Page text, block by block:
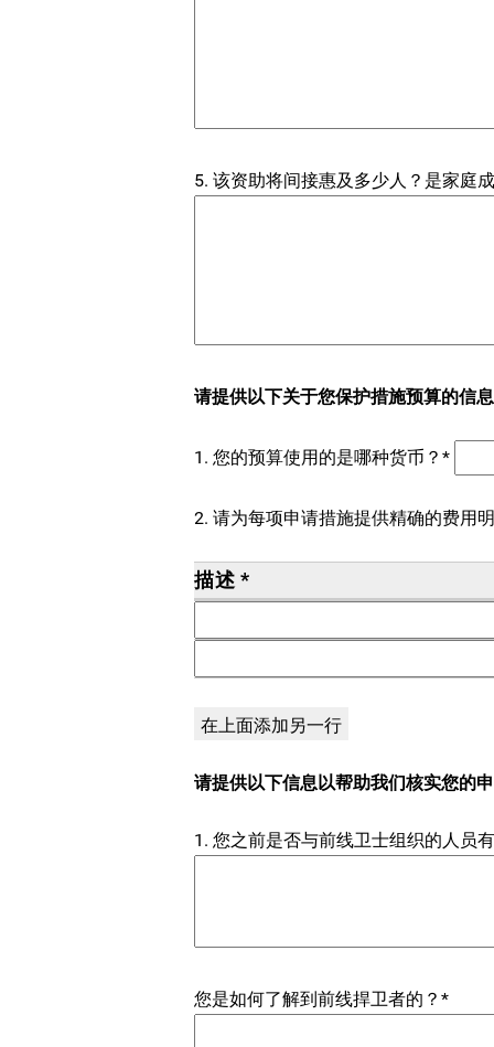
5. 该资助将间接惠及多少人？是家庭
请提供以下关于您保护措施预算的信
1. 您的预算使用的是哪种货币？*
2. 请为每项申请措施提供精确的费用
描述 *
请提供以下信息以帮助我们核实您的
1. 您之前是否与前线卫士组织的人员
您是如何了解到前线捍卫者的？*